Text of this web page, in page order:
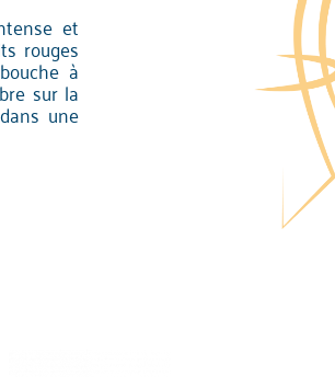
et
rouges
à
sur la
une